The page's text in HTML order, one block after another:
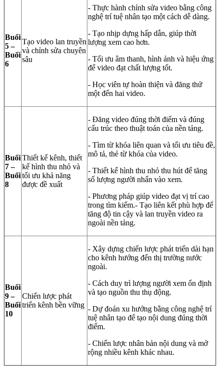
Buổi
5 –
Buổi
6
Tạo video lan truyền
và chỉnh sửa chuyên
sâu
- Thực hành chỉnh sửa video bằng công
nghệ trí tuệ nhân tạo một cách dễ dàng.
- Tạo nhịp dựng hấp dẫn, giúp thời
lượng xem cao hơn.
- Tối ưu âm thanh, hình ảnh và hiệu ứng
để video đạt chất lượng tốt.
- Học viên tự hoàn thiện và đăng thử
một đến hai video.
Buổi
7 –
Buổi
8
Thiết kế kênh, thiết
kế hình thu nhỏ và
tối ưu khả năng
được đề xuất
- Đăng video đúng thời điểm và đúng
cấu trúc theo thuật toán của nền tảng.
- Tìm từ khóa liên quan và tối ưu tiêu đề,
mô tả, thẻ từ khóa của video.
- Thiết kế hình thu nhỏ thu hút để tăng
số lượng người nhấn vào xem.
- Phương pháp giúp video đạt vị trí cao
trong tìm kiếm.- Tạo liên kết phù hợp để
tăng độ tin cậy và lan truyền video ra
ngoài nền tảng.
Buổi
9 –
Buổi
10
Chiến lược phát
triển kênh bền vững
- Xây dựng chiến lược phát triển dài hạn
cho kênh hướng đến thị trường nước
ngoài.
- Cách duy trì lượng người xem ổn định
và tạo nguồn thu thụ động.
- Dự đoán xu hướng bằng công nghệ trí
tuệ nhân tạo để tạo nội dung đúng thời
điểm.
- Chiến lược nhân bản nội dung và mở
rộng nhiều kênh khác nhau.